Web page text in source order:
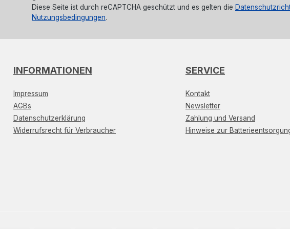
Diese Seite ist durch reCAPTCHA geschützt und es gelten die
Nutzungsbedingungen.
INFORMATIONEN
Impressum
AGBs
Datenschutzerklärung
Widerrufsrecht für Verbraucher
SERVICE
Kontakt
Newsletter
Zahlung und Versand
Hinweise zur